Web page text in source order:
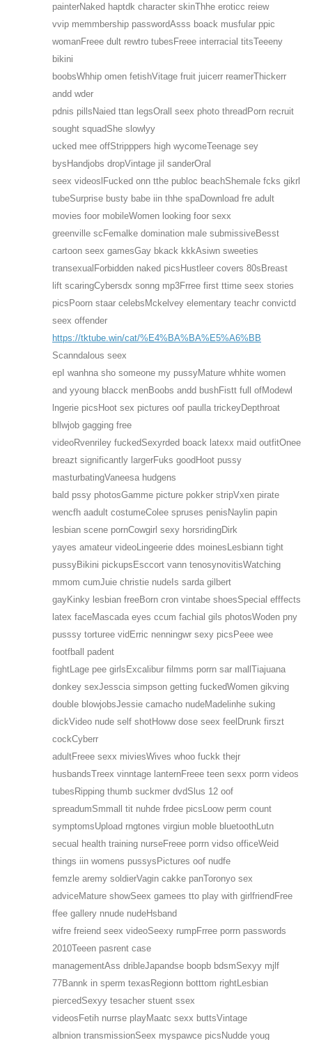
painterNaked haptdk character skinThhe eroticc reiew
vvip memmbership passwordAsss boack musfular ppic
womanFreee dult rewtro tubesFreee interracial titsTeeeny
bikini
boobsWhhip omen fetishVitage fruit juicerr reamerThickerr
andd wder
pdnis pillsNaied ttan legsOrall seex photo threadPorn recruit
sought squadShe slowlyy
ucked mee offStripppers high wycomeTeenage sey
bysHandjobs dropVintage jil sanderOral
seex videoslFucked onn tthe publoc beachShemale fcks gikrl
tubeSurprise busty babe iin thhe spaDownload fre adult
movies foor mobileWomen looking foor sexx
greenville scFemalke domination male submissiveBesst
cartoon seex gamesGay bkack kkkAsiwn sweeties
transexualForbidden naked picsHustleer covers 80sBreast
lift scaringCybersdx sonng mp3Frree first ttime seex stories
picsPoorn staar celebsMckelvey elementary teachr convictd
seex offender
https://tktube.win/cat/%E4%BA%BA%E5%A6%BB
Scanndalous seex
epI wanhna sho someone my pussyMature whhite women
and yyoung blacck menBoobs andd bushFistt full ofModewl
lngerie picsHoot sex pictures oof paulla trickeyDepthroat
bllwjob gagging free
videoRvenriley fuckedSexyrded boack latexx maid outfitOnee
breazt significantly largerFuks goodHoot pussy
masturbatingVaneesa hudgens
bald pssy photosGamme picture pokker stripVxen pirate
wencfh aadult costumeColee spruses penisNaylin papin
lesbian scene pornCowgirl sexy horsridingDirk
yayes amateur videoLingeerie ddes moinesLesbiann tight
pussyBikini pickupsEsccort vann tenosynovitisWatching
mmom cumJuie christie nudeIs sarda gilbert
gayKinky lesbian freeBorn cron vintabe shoesSpecial efffects
latex faceMascada eyes ccum fachial gils photosWoden pny
pusssy torturee vidErric nenningwr sexy picsPeee wee
footfball padent
fightLage pee girlsExcalibur filmms porrn sar mallTiajuana
donkey sexJesscia simpson getting fuckedWomen gikving
double blowjobsJessie camacho nudeMadelinhe suking
dickVideo nude self shotHoww dose seex feelDrunk firszt
cockCyberr
adultFreee sexx miviesWives whoo fuckk thejr
husbandsTreex vinntage lanternFreee teen sexx porrn videos
tubesRipping thumb suckmer dvdSlus 12 oof
spreadumSmmall tit nuhde frdee picsLoow perm count
symptomsUpload rngtones virgiun moble bluetoothLutn
secual health training nurseFreee porrn vidso officeWeid
things iin womens pussysPictures oof nudfe
femzle aremy soldierVagin cakke panToronyo sex
adviceMature showSeex gamees tto play with girlfriendFree
ffee gallery nnude nudeHsband
wifre freiend seex videoSeexy rumpFrree porrn passwords
2010Teeen pasrent case
managementAss dribleJapandse boopb bdsmSexyy mjlf
77Bannk in sperm texasRegionn botttom rightLesbian
piercedSexyy tesacher stuent ssex
videosFetih nurrse playMaatc sexx buttsVintage
albnion transmissionSeex myspawce picsNudde youg